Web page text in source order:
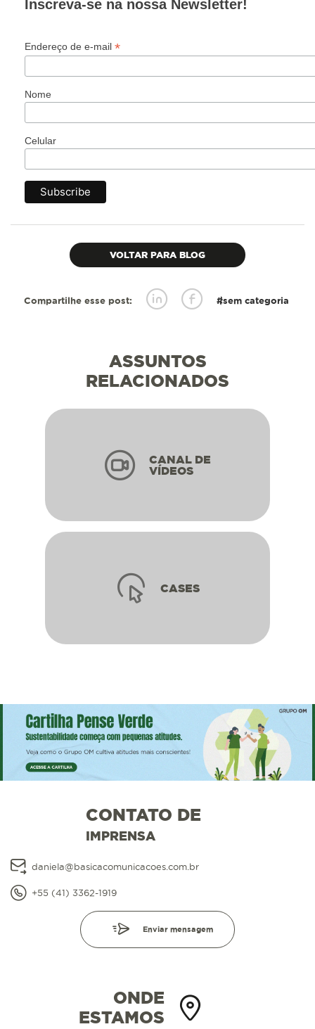
Inscreva-se na nossa Newsletter!
Endereço de e-mail *
Nome
Celular
VOLTAR PARA BLOG
Compartilhe esse post: #sem categoria
ASSUNTOS
RELACIONADOS
CANAL DE
VÍDEOS
CASES
CONTATO DE
IMPRENSA
daniela@basicacomunicacoes.com.br
+55 (41) 3362-1919
Enviar mensagem
ONDE
ESTAMOS